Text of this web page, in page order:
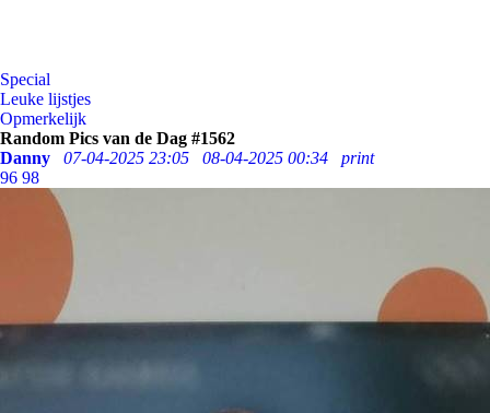
Special
Leuke lijstjes
Opmerkelijk
Random Pics van de Dag #1562
Danny
07-04-2025 23:05 08-04-2025 00:34
print
96 98